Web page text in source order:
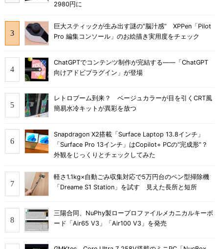
2980円に
巨大スティックが生み出す謎の“脳汁感” XPPen「Pilot
Pro 編集コンソール」のお絵描き実用度をチェック
ChatGPTでコンテンツ制作が完結する――「ChatGPT
向けアドビプラグイン」が登場
レトロブーム到来？ ベージュカラーが目を引くCRT風
簡易水冷キットが異彩を放つ
Snapdragon X2搭載「Surface Laptop 13.8インチ」
「Surface Pro 13インチ」はCopilot+ PCの“完成形”？
外観をじっくりとチェックしてみた
軽さ1.1kg×自動ごみ収集対応で5万円台のペン型掃除機
「Dreame S1 Station」を試す 見えた長所と短所
三陽合同、NuPhy製ロープロファイルメカニカルキーボ
ード「Air65 V3」「Air100 V3」を発売